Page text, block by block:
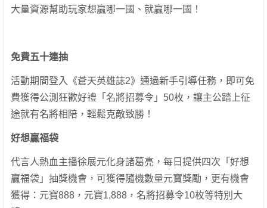
大量資源幫助玩家想贏哪一國、就贏哪一國！
免費五十連抽
活動期間登入《蒼天英雄誌2》通過新手引導任務，即可免
費獲得公測狂歡好禮「名將招募令」50枚，讓主公踏上征
途就有名將相陪，輕鬆克敵致勝！
好想贏福袋
代言人熱血主播徐展元化身諸葛亮，每日提供四次「好想
贏福袋」抽獎機會，可獲得隨機數量元寶獎勵，更有機會
獲得：元寶888，元寶1,888，名將招募令10枚等特別大